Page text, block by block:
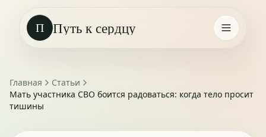
П Путь к сердцу
Главная
Статьи
Мать участника СВО боится радоваться: когда тело просит
тишины